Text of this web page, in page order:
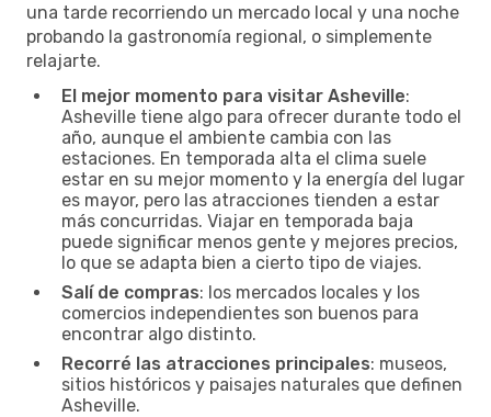
una tarde recorriendo un mercado local y una noche
probando la gastronomía regional, o simplemente
relajarte.
El mejor momento para visitar Asheville:
Asheville tiene algo para ofrecer durante todo el
año, aunque el ambiente cambia con las
estaciones. En temporada alta el clima suele
estar en su mejor momento y la energía del lugar
es mayor, pero las atracciones tienden a estar
más concurridas. Viajar en temporada baja
puede significar menos gente y mejores precios,
lo que se adapta bien a cierto tipo de viajes.
Salí de compras: los mercados locales y los
comercios independientes son buenos para
encontrar algo distinto.
Recorré las atracciones principales: museos,
sitios históricos y paisajes naturales que definen
Asheville.